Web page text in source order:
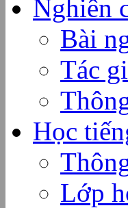
Nghiên
Bài
Tác
Học
Lớp